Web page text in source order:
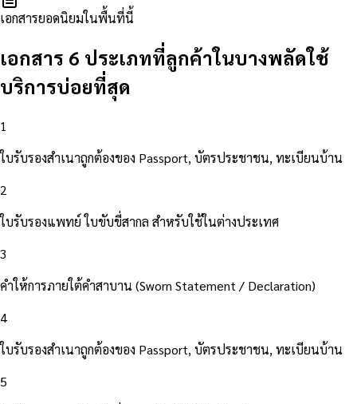
เอกสารยอดนิยมในพื้นที่นี้
เอกสาร 6 ประเภทที่ลูกค้าในบางพลัดใช้
บริการบ่อยที่สุด
1
ใบรับรองสำเนาถูกต้องของ Passport, บัตรประชาชน, ทะเบียนบ้าน
2
ใบรับรองแพทย์ ใบขับขี่สากล สำหรับใช้ในต่างประเทศ
3
คำให้การภายใต้คำสาบาน (Sworn Statement / Declaration)
4
ใบรับรองสำเนาถูกต้องของ Passport, บัตรประชาชน, ทะเบียนบ้าน
5